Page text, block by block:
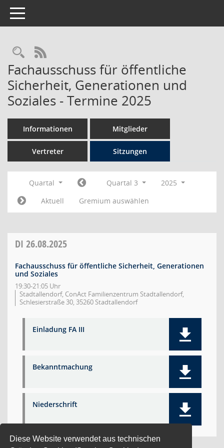
Diese Website verwendet aus technischen
Toggle navigation
Rechercheauswahl
RSS-Feed
Fachausschuss für öffentliche
Sicherheit, Generationen und
Soziales - Termine 2025
Informationen Mitglieder
Vertreter Sitzungen
Quartal Quartal 3
2025
Aktuell
Gremium auswählen
DI 26.08.2025
Fachausschuss für öffentliche Sicherheit, Generationen
und Soziales
19:30-21:05 Uhr
Stadtallendorf, ConAct Familienzentrum Stadtallendorf,
Schlesierstraße 30, 35260 Stadtallendorf
Einladung FA III
Bekanntmachung
Niederschrift